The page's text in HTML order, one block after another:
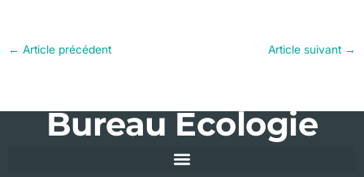
← Article précédent Article suivant →
Bureau Ecologie